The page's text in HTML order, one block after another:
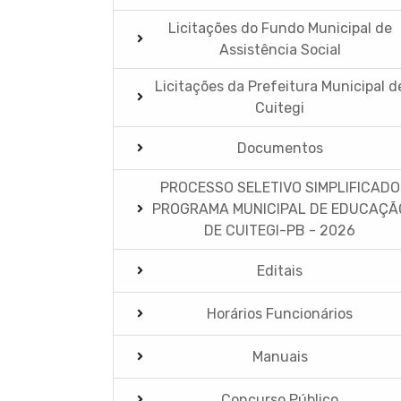
Licitações do Fundo Municipal de
Assistência Social
Licitações da Prefeitura Municipal
Cuitegi
Documentos
PROCESSO SELETIVO SIMPLIFICADO
PROGRAMA MUNICIPAL DE
DE CUITEGI-PB - 2026
Editais
Horários Funcionários
Manuais